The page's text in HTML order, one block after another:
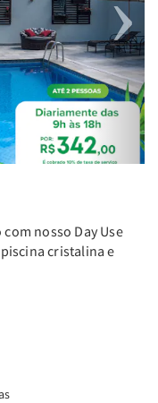
nosso Day Use
cristalina e